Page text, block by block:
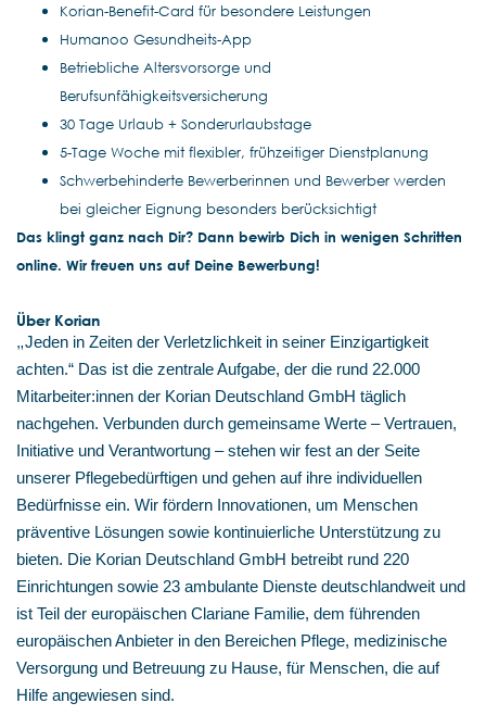
Korian-Benefit-Card für besondere Leistungen
Humanoo Gesundheits-App
Betriebliche Altersvorsorge und
Berufsunfähigkeitsversicherung
30 Tage Urlaub + Sonderurlaubstage
5-Tage Woche mit flexibler, frühzeitiger Dienstplanung
Schwerbehinderte Bewerberinnen und Bewerber werden
bei gleicher Eignung besonders berücksichtigt
Das klingt ganz nach Dir? Dann bewirb Dich in wenigen Schritten
online. Wir freuen uns auf Deine Bewerbung!
Über Korian
„Jeden in Zeiten der Verletzlichkeit in seiner Einzigartigkeit
achten.“ Das ist die zentrale Aufgabe, der die rund 22.000
Mitarbeiter:innen der Korian Deutschland GmbH täglich
nachgehen. Verbunden durch gemeinsame Werte – Vertrauen,
Initiative und Verantwortung – stehen wir fest an der Seite
unserer Pflegebedürftigen und gehen auf ihre individuellen
Bedürfnisse ein. Wir fördern Innovationen, um Menschen
präventive Lösungen sowie kontinuierliche Unterstützung zu
bieten. Die Korian Deutschland GmbH betreibt rund 220
Einrichtungen sowie 23 ambulante Dienste deutschlandweit und
ist Teil der europäischen Clariane Familie, dem führenden
europäischen Anbieter in den Bereichen Pflege, medizinische
Versorgung und Betreuung zu Hause, für Menschen, die auf
Hilfe angewiesen sind.